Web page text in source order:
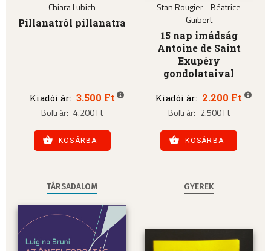
Chiara Lubich
Pillanatról pillanatra
Kiadói ár: 3.500 Ft
Bolti ár: 4.200 Ft
KOSÁRBA
Stan Rougier - Béatrice
Guibert
15 nap imádság
Antoine de Saint
Exupéry
gondolataival
Kiadói ár: 2.200 Ft
Bolti ár: 2.500 Ft
KOSÁRBA
TÁRSADALOM GYEREK